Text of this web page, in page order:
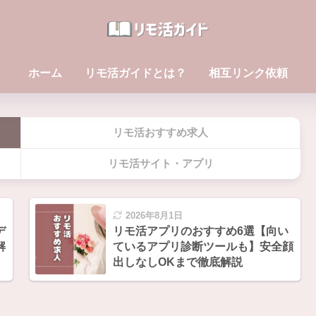
ホーム リモ活ガイドとは？ 相互リンク依頼
リモ活おすすめ求人
リモ活サイト・アプリ
2026年8月1日
リモ活アプリのおすすめ6選【向い
ているアプリ診断ツールも】安全顔
出しなしOKまで徹底解説